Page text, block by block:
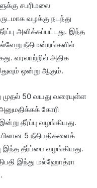
சபரிமலை
வழக்கு நடந்து
அளிக்கப்பட்டது. இந்த
நீதிமன்றங்களில்
வரலாற்றில் அதிக
ஒன்று ஆகும்.
50 வயது வரையுள்ள
கோரி
தீர்ப்பு வழங்கியது.
5 நீதிபதிகளைக்
தீர்ப்பை வழங்கியது.
இந்து மல்ஹோத்ரா